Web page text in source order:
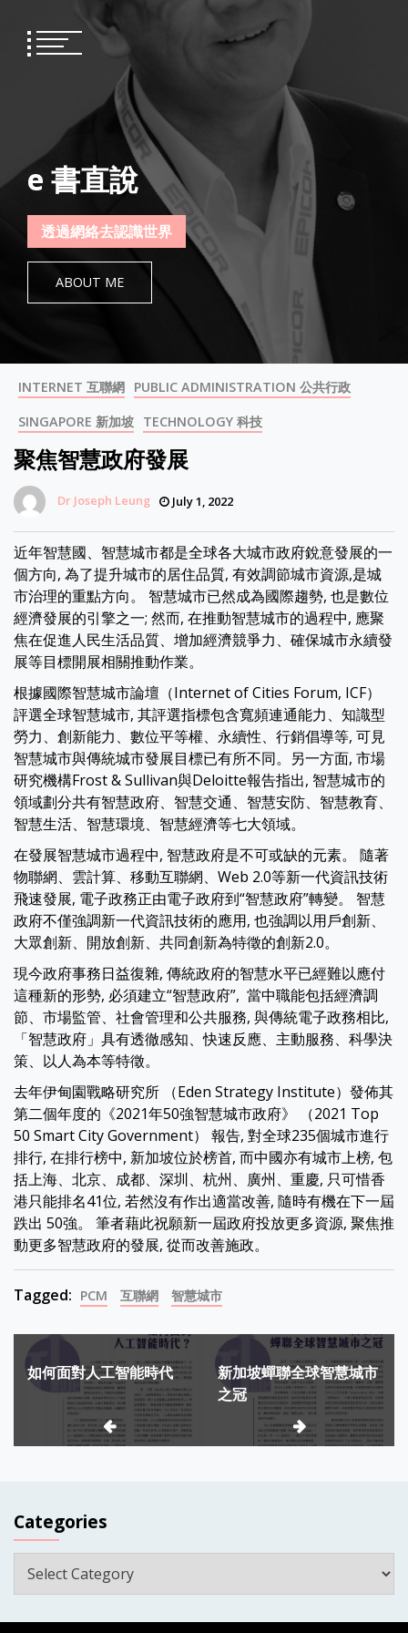
content
e 書直說
透過網絡去認識世界
ABOUT ME
INTERNET 互聯網 PUBLIC ADMINISTRATION 公共行政
SINGAPORE 新加坡 TECHNOLOGY 科技
聚焦智慧政府發展
Dr Joseph Leung July 1, 2022
近年智慧國、智慧城市都是全球各大城市政府銳意發展的一
個方向, 為了提升城市的居住品質, 有效調節城市資源,是城
市治理的重點方向。 智慧城市已然成為國際趨勢, 也是數位
經濟發展的引擎之一; 然而, 在推動智慧城市的過程中, 應聚
焦在促進人民生活品質、增加經濟競爭力、確保城市永續發
展等目標開展相關推動作業。
根據國際智慧城市論壇（Internet of Cities Forum, ICF）
評選全球智慧城市, 其評選指標包含寬頻連通能力、知識型
勞力、創新能力、數位平等權、永續性、行銷倡導等, 可見
智慧城市與傳統城市發展目標已有所不同。另一方面, 市場
研究機構Frost & Sullivan與Deloitte報告指出, 智慧城市的
領域劃分共有智慧政府、智慧交通、智慧安防、智慧教育、
智慧生活、智慧環境、智慧經濟等七大領域。
在發展智慧城市過程中, 智慧政府是不可或缺的元素。 隨著
物聯網、雲計算、移動互聯網、Web 2.0等新一代資訊技術
飛速發展, 電子政務正由電子政府到“智慧政府”轉變。 智慧
政府不僅強調新一代資訊技術的應用, 也強調以用戶創新、
大眾創新、開放創新、共同創新為特徵的創新2.0。
現今政府事務日益復雜, 傳統政府的智慧水平已經難以應付
這種新的形勢, 必須建立“智慧政府”, 當中職能包括經濟調
節、市場監管、社會管理和公共服務, 與傳統電子政務相比,
「智慧政府」具有透徹感知、快速反應、主動服務、科學決
策、以人為本等特徵。
去年伊甸園戰略研究所 （Eden Strategy Institute）發佈其
第二個年度的《2021年50強智慧城市政府》 （2021 Top
50 Smart City Government） 報告, 對全球235個城市進行
排行, 在排行榜中, 新加坡位於榜首, 而中國亦有城市上榜, 包
括上海、北京、成都、深圳、杭州、廣州、重慶, 只可惜香
港只能排名41位, 若然沒有作出適當改善, 隨時有機在下一屆
跌出 50強。 筆者藉此祝願新一屆政府投放更多資源, 聚焦推
動更多智慧政府的發展, 從而改善施政。
Tagged: PCM 互聯網 智慧城市
Post
navigation
如何面對人工智能時代
新加坡蟬聯全球智慧城市
之冠
Categories
Categories